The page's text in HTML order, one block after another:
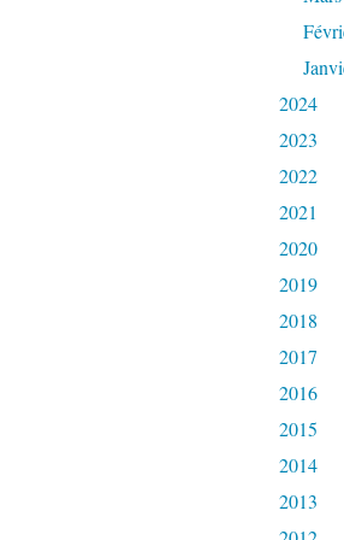
2024
2023
2022
2021
2020
2019
2018
2017
2016
2015
2014
2013